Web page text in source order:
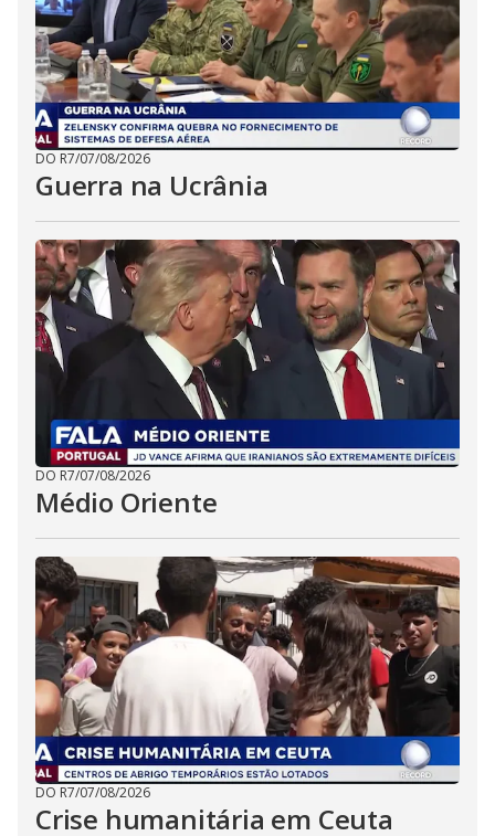
DO R7/07/08/2026
Guerra na Ucrânia
DO R7/07/08/2026
Médio Oriente
DO R7/07/08/2026
Crise humanitária em Ceuta